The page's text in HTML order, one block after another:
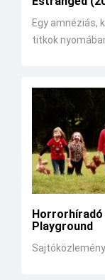
Egy amnéziás,
titkok
Playground